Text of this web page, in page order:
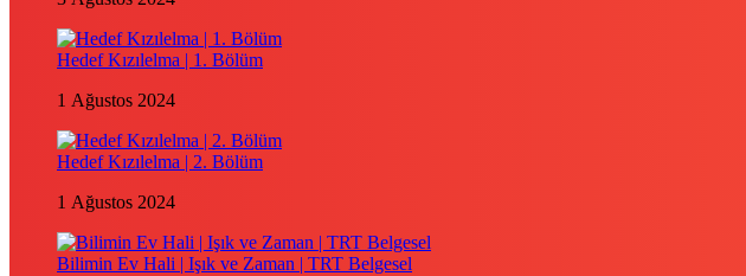
Hedef Kızılelma | 1. Bölüm
1 Ağustos 2024
Hedef Kızılelma | 2. Bölüm
1 Ağustos 2024
Bilimin Ev Hali | Işık ve Zaman | TRT Belgesel